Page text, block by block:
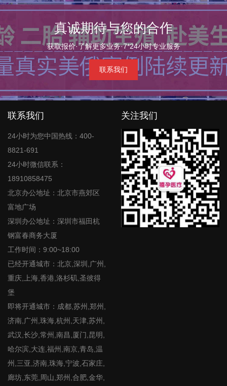
真诚期待与您的合作
获取报价·了解更多业务·7*24小时专业服务
联系我们
联系我们
24小时为您中国热线：400-
8821-691
24小时微信联系：
18910858475
北京办公地址：北京市燕郊区
富地广场
深圳办公地址：深圳市福田杭
钢富春商务大厦
工作时间：9:00~18:00
已经开通城市：北京,深圳,广州,
重庆,上海,香港,洛杉矶,圣彼得
堡
即将开通城市：成都,苏州,郑州,
济南,广州,珠海,杭州,天津,苏州,
武汉,长沙,常州,南昌,厦门,昆明,
哈尔滨,大连,福州,南京,青岛,温
州,三亚,济南,珠海,宁波,石家庄,
廊坊,东莞,周山,郑州,合肥,金华,
关注我们